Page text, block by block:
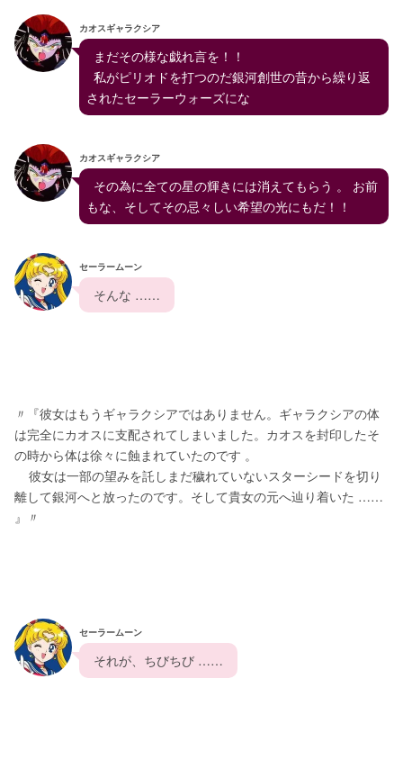
カオスギャラクシア
  まだその様な戯れ言を！！
されたセーラーウォーズにな
カオスギャラクシア
もな、そしてその忌々しい希望の光にもだ！！
セーラームーン
  そんな ……
〃『彼女はもうギャラクシアではありません。ギャラクシアの体
は完全にカオスに支配されてしまいました。カオスを封印したそ
の時から体は徐々に蝕まれていたのです 。
離して銀河へと放ったのです。そして貴女の元へ辿り着いた ……
』〃
セーラームーン
  それが、ちびちび ……